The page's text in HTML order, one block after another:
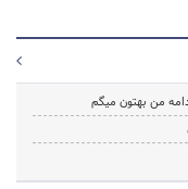
من بهتون میگم